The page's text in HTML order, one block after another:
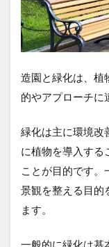
造園と緑化は、植
的やアプローチに
緑化は主に環境改
に植物を導入する
ことが目的です。
景観を整える目的
ます。
一般的に緑化は基